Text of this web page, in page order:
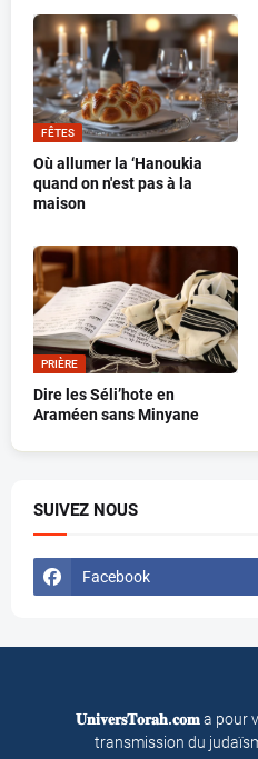
FÊTES
Où allumer la ‘Hanoukia
quand on n'est pas à la
maison
PRIÈRE
Dire les Séli’hote en
Araméen sans Minyane
SUIVEZ NOUS
Facebook
𝐔𝐧𝐢𝐯𝐞𝐫𝐬𝐓𝐨𝐫𝐚𝐡.𝐜𝐨𝐦a pour
transmission du